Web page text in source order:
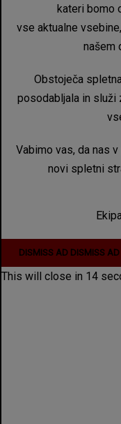
kateri bomo
vse aktualne
našem
Obstoječa
posodabljala in služi
Vabimo vas, da nas
novi spletni
DISMISS AD DISMISS AD
This will close in 14